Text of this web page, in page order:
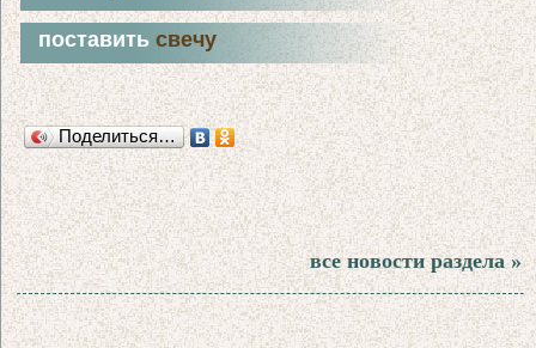
поставитьсвечу
Поделиться…
все новости раздела »